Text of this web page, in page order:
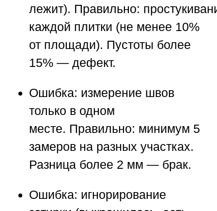
лежит). Правильно:
каждой плитки (не менее 10%
от площади). Пустоты более
15% — дефект.
Ошибка: измерение швов
только в одном
месте. Правильно: минимум 5
замеров на разных участках.
Разница более 2 мм — брак.
Ошибка: игнорирование